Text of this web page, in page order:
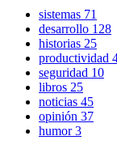
sistemas 71
desarrollo 128
historias 25
productividad
seguridad 10
libros 25
noticias 45
opinión 37
humor3